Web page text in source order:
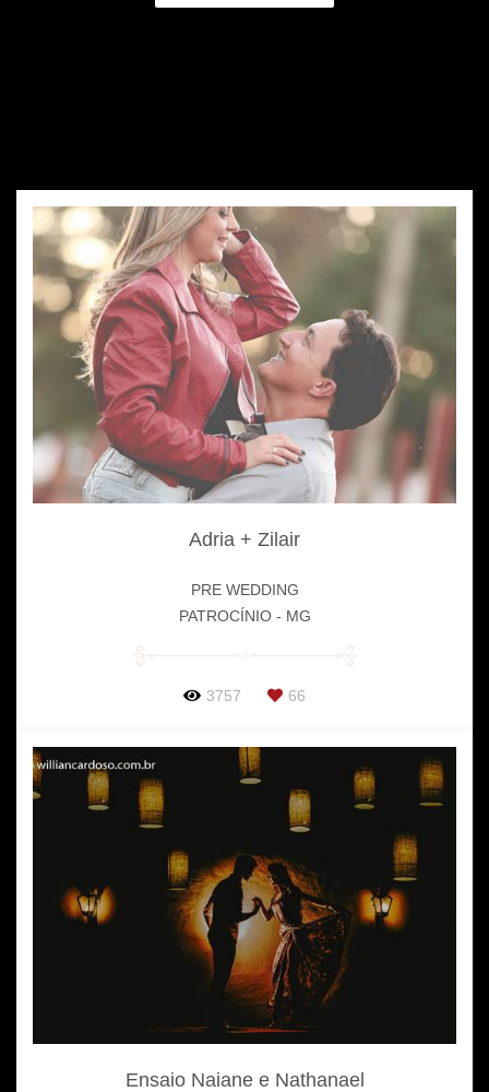
Adria + Zilair
PRE WEDDING
PATROCÍNIO - MG
3757 66
Ensaio Naiane e Nathanael